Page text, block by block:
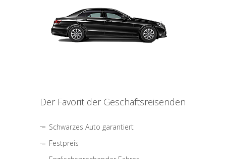
Der Favorit der Geschäftsreisenden
Schwarzes Auto garantiert
Festpreis